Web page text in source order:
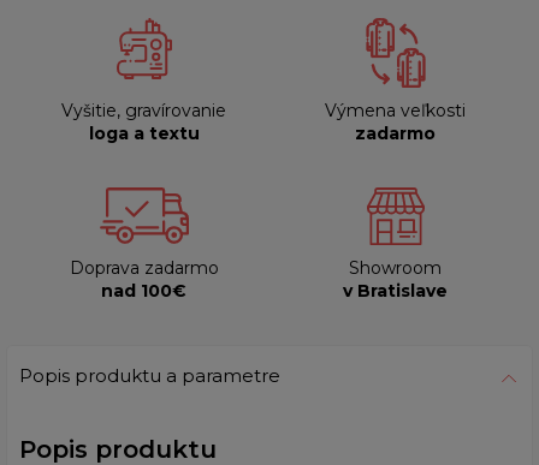
Vyšitie, gravírovanie
loga a textu
Výmena veľkosti
zadarmo
Doprava zadarmo
nad 100€
Showroom
v Bratislave
Popis produktu a parametre
Popis produktu